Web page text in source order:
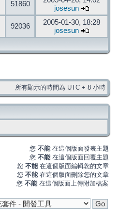
51860
josesun
92036
2005-01-30, 18:28
josesun
所有顯示的時間為 UTC + 8 小時
您 不能 在這個版面發表主題
您 不能 在這個版面回覆主題
您 不能 在這個版面編輯您的文章
您 不能 在這個版面刪除您的文章
您 不能 在這個版面上傳附加檔案